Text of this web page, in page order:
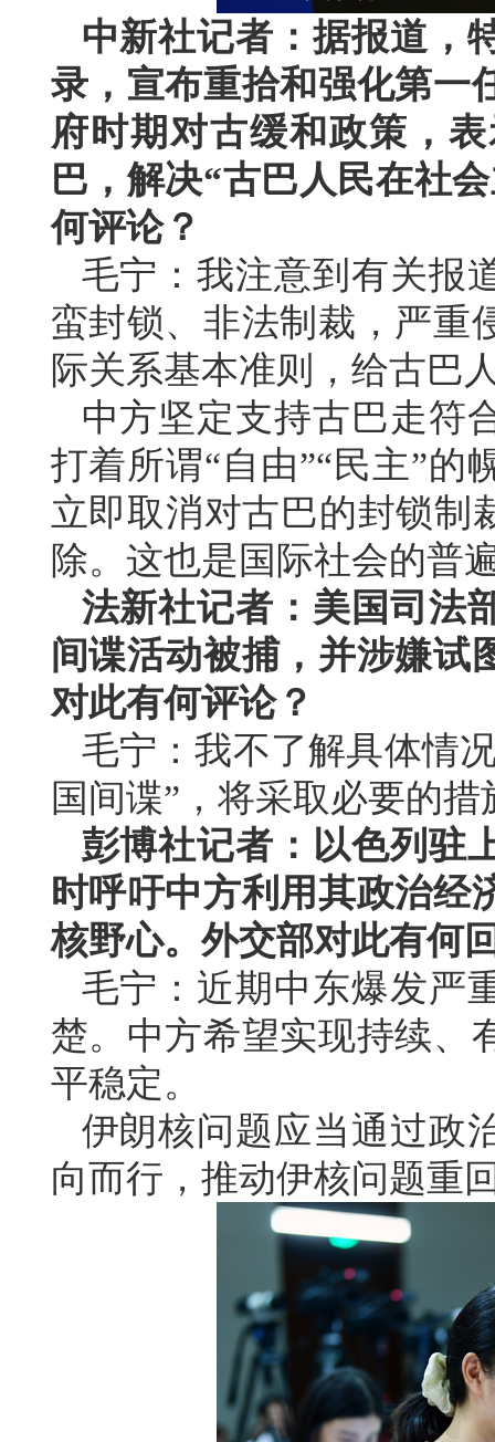
中新社记者：据报道，
录，宣布重拾和强化第一
府时期对古缓和政策，
巴，解决“古巴人民在社
何评论？
毛宁：我注意到有关报
蛮封锁、非法制裁，严重
际关系基本准则，给古巴
中方坚定支持古巴走符
打着所谓“自由”“民主”的
立即取消对古巴的封锁制
除。这也是国际社会的普
法新社记者：美国司法
间谍活动被捕，并涉嫌试
对此有何评论？
毛宁：我不了解具体情
国间谍”，将采取必要的
彭博社记者：以色列驻
时呼吁中方利用其政治经
核野心。外交部对此有何
毛宁：近期中东爆发严
楚。中方希望实现持续、
平稳定。
伊朗核问题应当通过政
向而行，推动伊核问题重